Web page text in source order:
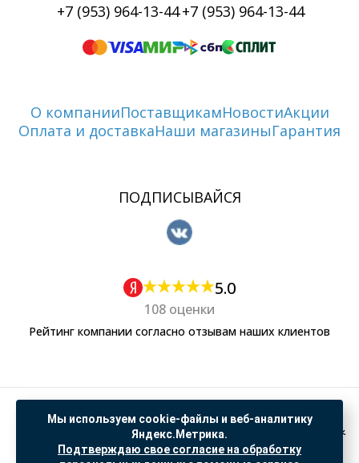
+7 (953) 964-13-44+7 (953) 964-13-44
О компанииПоставщикамНовостиАкции
Оплата и доставкаНаши магазиныГарантия
ПОДПИСЫВАЙСЯ
5.0
108 оценки
Рейтинг компании согласно отзывам наших клиентов
Политика обработки персональных данных
Согласие на обработку данных Яндекс Метрика
"© ООО “САНТЕХГИД”, 2026. Все права защищены. Предложение не является публичной
Мы используем cookie-файлы и веб-аналитику
Яндекс.Метрика.
Подтверждаю свое согласие на обработку